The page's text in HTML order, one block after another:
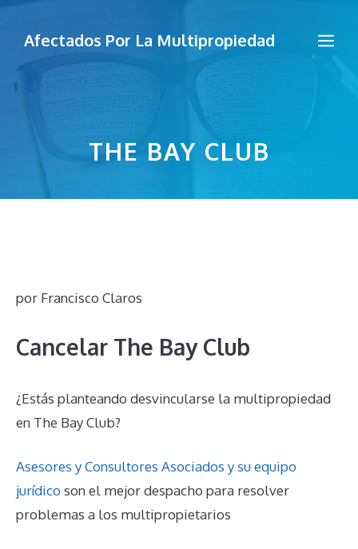
Afectados Por La Multipropiedad
THE BAY CLUB
por Francisco Claros
Cancelar The Bay Club
¿Estás planteando desvincularse la multipropiedad
en The Bay Club?
Asesores y Consultores Asociados y su equipo
jurídicoson el mejor despacho para resolver
problemas a los multipropietarios